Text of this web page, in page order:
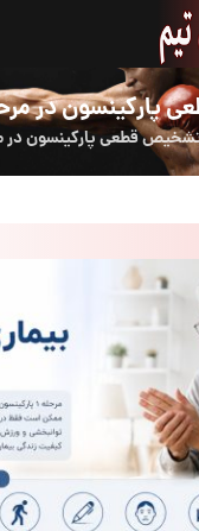
پارکینسون در
قطعی پارکینسون در